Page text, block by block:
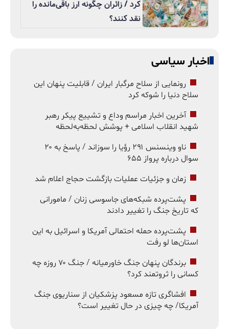
کرد / زائران چگونه ارز باقی‌مانده را
نقد کنند؟
اخبار سیاسی
رونمایی از سلاح مرگبار ایران / قابلیت پنهان این
سلاح دنیا را شوکه کرد
آخرین اخبار مراسم وداع و تشییع پیکر رهبر
شهید انقلاب اسلامی + پوشش لحظه‌به‌لحظه
ناو وینسنس ۲۹۱ رؤیا را سوزاند / پاسخ به ۲۰
سوال درباره پرواز ۶۵۵
زمان و جزئیات عملیات بازگشت حجاج اعلام شد
پشت‌پرده شبکه‌های جاسوسی زنان / مامورانی
که تاریخ جنگ را تغییر دادند
پشت‌پرده حمله احتمالی آمریکا و اسرائیل به این
استان‌ها لو رفت
برندگان پنهان جنگ خاورمیانه / جنگ ۷۰ روزه چه
کسانی را ثروتمند کرد؟
افشاگری تازه مسعود پزشکیان از سناریوی جنگ
آمریکا/ چه چیزی در حال تغییر است؟